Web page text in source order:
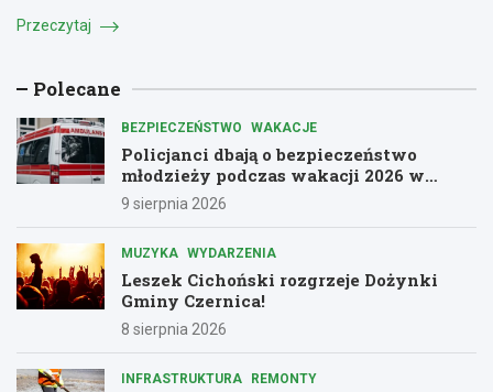
Przeczytaj
Polecane
BEZPIECZEŃSTWO WAKACJE
Policjanci dbają o bezpieczeństwo
młodzieży podczas wakacji 2026 w
Dolnośląskiem
9 sierpnia 2026
MUZYKA WYDARZENIA
Leszek Cichoński rozgrzeje Dożynki
Gminy Czernica!
8 sierpnia 2026
INFRASTRUKTURA REMONTY